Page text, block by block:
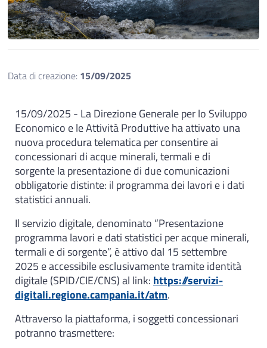
Data di creazione: 15/09/2025
15/09/2025 - La Direzione Generale per lo Sviluppo
Economico e le Attività Produttive ha attivato una
nuova procedura telematica per consentire ai
concessionari di acque minerali, termali e di
sorgente la presentazione di due comunicazioni
obbligatorie distinte: il programma dei lavori e i dati
statistici annuali.
Il servizio digitale, denominato “Presentazione
programma lavori e dati statistici per acque minerali,
termali e di sorgente”, è attivo dal 15 settembre
2025 e accessibile esclusivamente tramite identità
digitale (SPID/CIE/CNS) al link: https://servizi-
digitali.regione.campania.it/atm.
Attraverso la piattaforma, i soggetti concessionari
potranno trasmettere: